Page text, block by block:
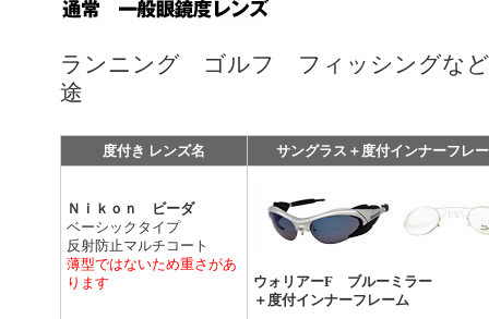
ランニング ゴルフ フィッシングな
途
度付き レンズ名 サングラス＋度付インナーフレ
Ｎｉｋｏｎ ビーダ
ベーシックタイプ
反射防止マルチコート
薄型ではないため重さがあ
ります
ウォリアーF ブルーミラー
＋度付インナーフレーム